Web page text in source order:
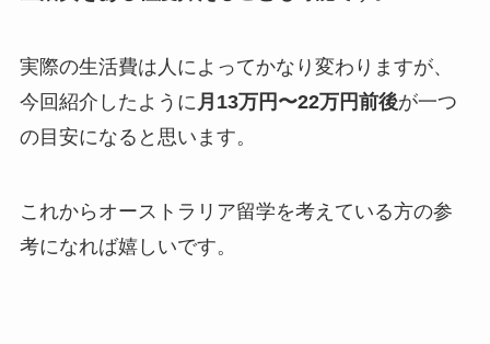
実際の生活費は人によってかなり変わりますが、
今回紹介したように月13万円〜22万円前後が一つ
の目安になると思います。
これからオーストラリア留学を考えている方の参
考になれば嬉しいです。